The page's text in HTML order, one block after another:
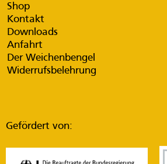
Shop
Kontakt
Downloads
Anfahrt
Der Weichenbengel
Widerrufsbelehrung
Gefördert von: